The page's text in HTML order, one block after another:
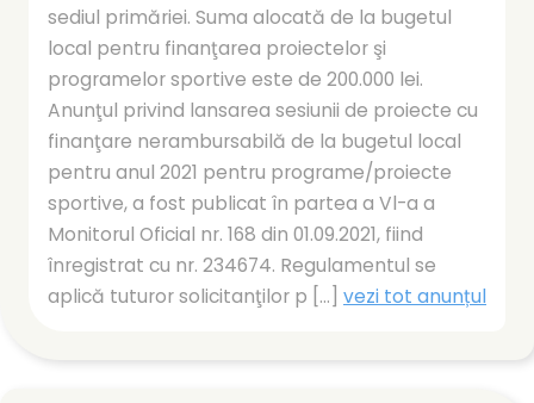
sediul primăriei. Suma alocată de la bugetul
local pentru finanţarea proiectelor şi
programelor sportive este de 200.000 lei.
Anunţul privind lansarea sesiunii de proiecte cu
finanţare nerambursabilă de la bugetul local
pentru anul 2021 pentru programe/proiecte
sportive, a fost publicat în partea a Vl-a a
Monitorul Oficial nr. 168 din 01.09.2021, fiind
înregistrat cu nr. 234674. Regulamentul se
aplică tuturor solicitanţilor p [...] vezi tot anunțul